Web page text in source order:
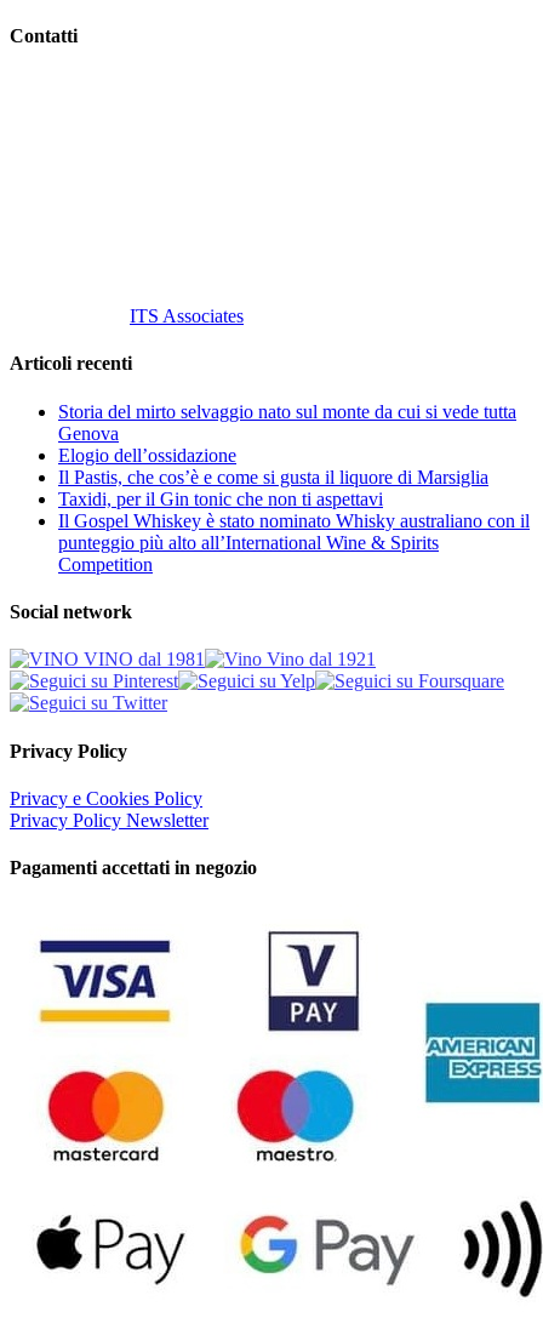
Contatti
ITS Associates
Articoli recenti
Storia del mirto selvaggio nato sul monte da cui si vede tutta
Genova
Elogio dell’ossidazione
Il Pastis, che cos’è e come si gusta il liquore di Marsiglia
Taxidi, per il Gin tonic che non ti aspettavi
Il Gospel Whiskey è stato nominato Whisky australiano con il
punteggio più alto all’International Wine & Spirits
Competition
Social network
Privacy Policy
Privacy e Cookies Policy
Privacy Policy Newsletter
Pagamenti accettati in negozio